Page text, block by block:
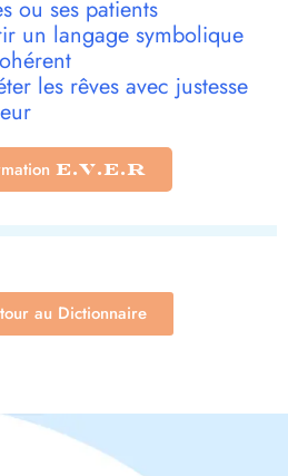
ou ses patients
un langage symbolique
les rêves avec justesse
E.V.E.R
au Dictionnaire